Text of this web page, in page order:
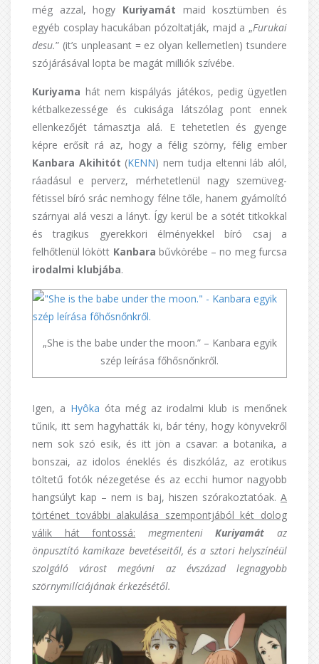
még azzal, hogy Kuriyamát maid kosztümben és
egyéb cosplay hacukában pózoltatják, majd a „Furukai
desu.” (it’s unpleasant = ez olyan kellemetlen) tsundere
szójárásával lopta be magát milliók szívébe.
Kuriyama hát nem kispályás játékos, pedig ügyetlen
kétbalkezessége és cukisága látszólag pont ennek
ellenkezőjét támasztja alá. E tehetetlen és gyenge
képre erősít rá az, hogy a félig szörny, félig ember
Kanbara Akihitót (KENN) nem tudja eltenni láb alól,
ráadásul e perverz, mérhetetlenül nagy szemüveg-
fétissel bíró srác nemhogy félne tőle, hanem gyámolító
szárnyai alá veszi a lányt. Így kerül be a sötét titkokkal
és tragikus gyerekkori élményekkel bíró csaj a
felhőtlenül lökött Kanbara bűvkörébe – no meg furcsa
irodalmi klubjába.
„She is the babe under the moon.” – Kanbara egyik
szép leírása főhősnőnkről.
Igen, a Hyôka óta még az irodalmi klub is menőnek
tűnik, itt sem hagyhatták ki, bár tény, hogy könyvekről
nem sok szó esik, és itt jön a csavar: a botanika, a
bonszai, az idolos éneklés és diszkóláz, az erotikus
töltetű fotók nézegetése és az ecchi humor nagyobb
hangsúlyt kap – nem is baj, hiszen szórakoztatóak. A
történet további alakulása szempontjából két dolog
válik hát fontossá:
megmenteniKuriyamát az
önpusztító kamikaze bevetéseitől, és a sztori helyszínéül
szolgáló várost megóvni az évszázad legnagyobb
szörnymilíciájának érkezésétől.